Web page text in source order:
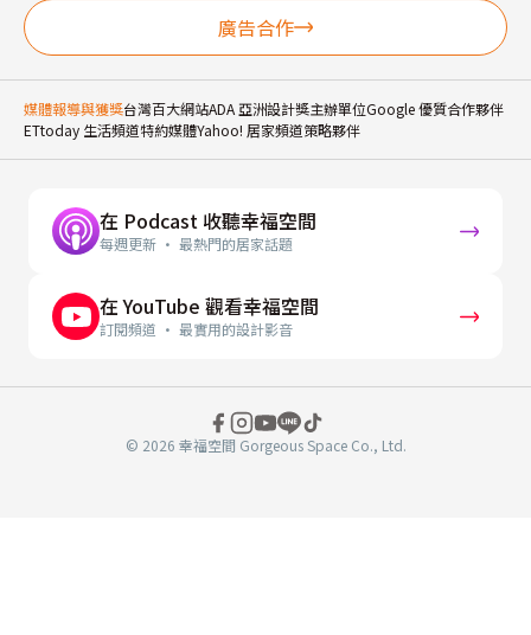
廣告合作
媒體報導與獲獎台灣百大網站ADA 亞洲設計獎主辦單位Google 優質合作夥伴
ETtoday 生活頻道特約媒體Yahoo! 居家頻道策略夥伴
在 Podcast 收聽幸福空間
每週更新 · 最熱門的居家話題
在 YouTube 觀看幸福空間
訂閱頻道 · 最實用的設計影音
© 2026 幸福空間 Gorgeous Space Co., Ltd.